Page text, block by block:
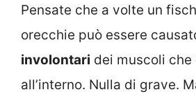
Pensate che a volte un
orecchie può essere
involontari dei muscoli che
all’interno. Nulla di grave.